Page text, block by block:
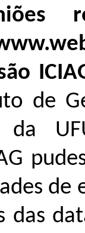
de
da
de
das